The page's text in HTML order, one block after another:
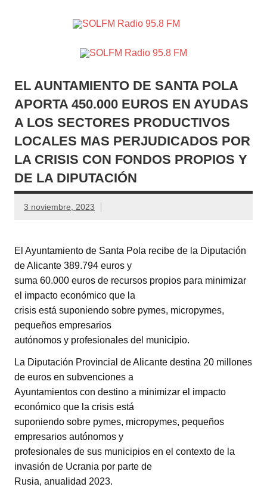
Crevillente, Radio en Vega Baja y Radio en el Medio
Vinalopó
EL AUNTAMIENTO DE SANTA POLA
APORTA 450.000 EUROS EN AYUDAS
A LOS SECTORES PRODUCTIVOS
LOCALES MAS PERJUDICADOS POR
LA CRISIS CON FONDOS PROPIOS Y
DE LA DIPUTACIÓN
3 noviembre, 2023
El Ayuntamiento de Santa Pola recibe de la Diputación
de Alicante 389.794 euros y
suma 60.000 euros de recursos propios para minimizar
el impacto económico que la
crisis está suponiendo sobre pymes, micropymes,
pequeños empresarios
autónomos y profesionales del municipio.
La Diputación Provincial de Alicante destina 20 millones
de euros en subvenciones a
Ayuntamientos con destino a minimizar el impacto
económico que la crisis está
suponiendo sobre pymes, micropymes, pequeños
empresarios autónomos y
profesionales de sus municipios en el contexto de la
invasión de Ucrania por parte de
Rusia, anualidad 2023.